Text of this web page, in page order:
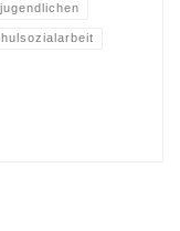
jugendlichen